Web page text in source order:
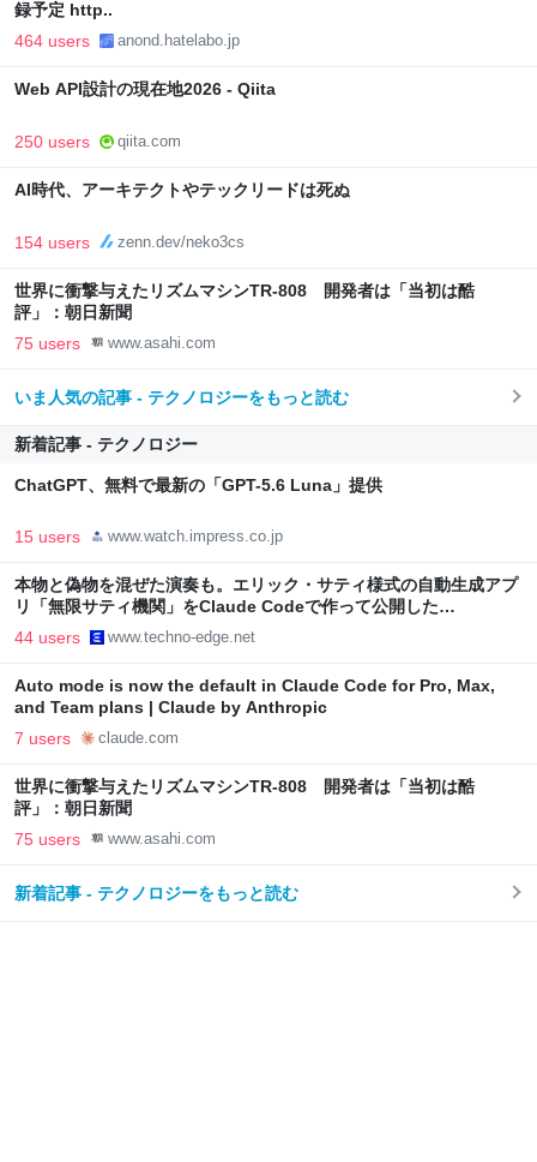
録予定 http..
464 users anond.hatelabo.jp
Web API設計の現在地2026 - Qiita
250 users qiita.com
AI時代、アーキテクトやテックリードは死ぬ
154 users zenn.dev/neko3cs
世界に衝撃与えたリズムマシンTR-808 開発者は「当初は酷
評」：朝日新聞
75 users www.asahi.com
いま人気の記事 - テクノロジーをもっと読む
新着記事 - テクノロジー
ChatGPT、無料で最新の「GPT-5.6 Luna」提供
15 users www.watch.impress.co.jp
本物と偽物を混ぜた演奏も。エリック・サティ様式の自動生成アプ
リ「無限サティ機関」をClaude Codeで作って公開した
（CloseBox） | テクノエッジ TechnoEdge
44 users www.techno-edge.net
Auto mode is now the default in Claude Code for Pro, Max,
and Team plans | Claude by Anthropic
7 users claude.com
世界に衝撃与えたリズムマシンTR-808 開発者は「当初は酷
評」：朝日新聞
75 users www.asahi.com
新着記事 - テクノロジーをもっと読む